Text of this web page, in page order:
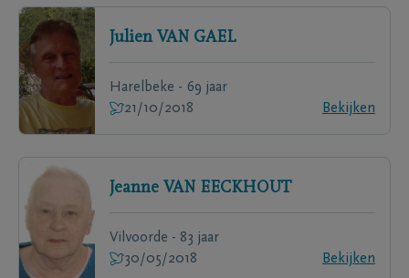
Julien VAN GAEL
Harelbeke - 69 jaar
21/10/2018
Bekijken
Jeanne VAN EECKHOUT
Vilvoorde - 83 jaar
30/05/2018
Bekijken